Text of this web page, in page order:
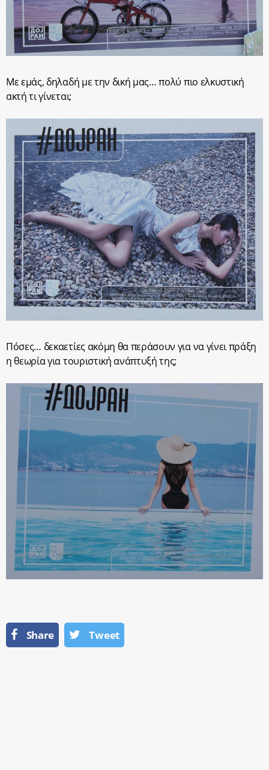
Με εμάς, δηλαδή με την δική μας… πολύ πιο ελκυστική
ακτή τι γίνεται;
Πόσες… δεκαετίες ακόμη θα περάσουν για να γίνει πράξη
η θεωρία για τουριστική ανάπτυξή της;
Share Tweet